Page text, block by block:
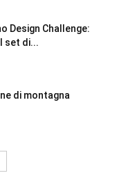
Design Challenge:
set di...
di montagna